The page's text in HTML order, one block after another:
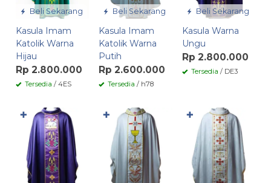
Beli Sekarang
Kasula Imam
Katolik Warna
Hijau
Rp 2.800.000
Tersedia / 4ES
Beli Sekarang
Kasula Imam
Katolik Warna
Putih
Rp 2.600.000
Tersedia / h78
Beli Sekarang
Kasula Warna
Ungu
Rp 2.800.000
Tersedia / DE3
✚ ✚ ✚